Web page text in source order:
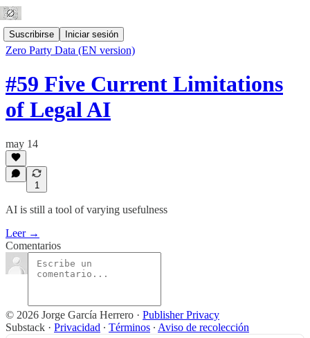
Suscribirse Iniciar sesión
Zero Party Data (EN version)
#59 Five Current Limitations
of Legal AI
may 14
1
AI is still a tool of varying usefulness
Leer →
Comentarios
© 2026 Jorge García Herrero · Publisher Privacy
Substack · Privacidad ∙ Términos ∙ Aviso de recolección